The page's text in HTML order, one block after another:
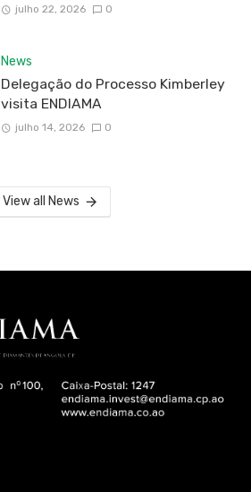
julho 22, 2026 0
News
Delegação do Processo Kimberley
visita ENDIAMA
julho 14, 2026 0
View all News